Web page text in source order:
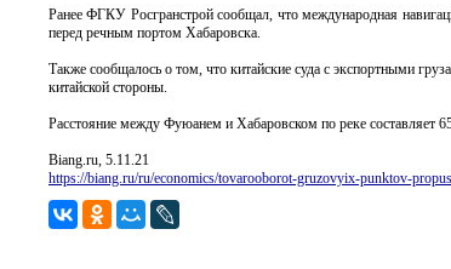
Ранее ФГКУ Росгранстрой сообщал, что международная
перед речным портом Хабаровска.
Также сообщалось о том, что китайские суда с экспортными
китайской стороны.
Расстояние между Фуюанем и Хабаровском по реке составляет
Biang.ru, 5.11.21
https://biang.ru/ru/economics/tovarooborot-gruzovyix-punktov-